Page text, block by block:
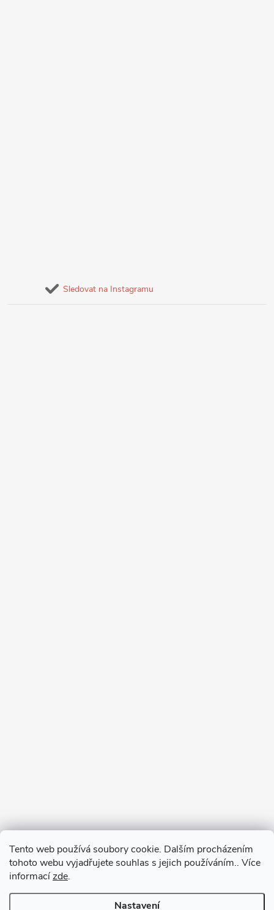
Tento web používá soubory cookie. Dalším procházením
tohoto webu vyjadřujete souhlas s jejich používáním.. Více
informacízde.
Nastavení
Sledovat na Instagramu